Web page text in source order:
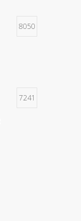
8050
7241